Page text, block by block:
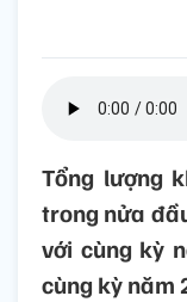
Tổng lượng
trong nửa
với cùng kỳ
cùng kỳ năm